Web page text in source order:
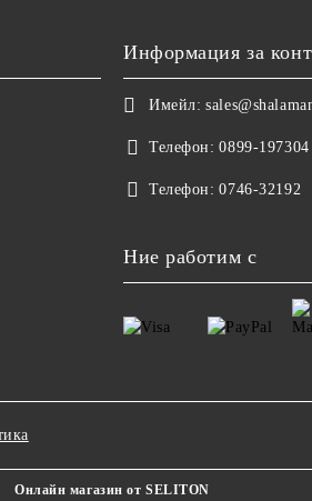
Информация за
Имейл:
Телефон: 0899-197304
Телефон: 0746-32192
Ние работим с
Онлайн магазин от SELITON